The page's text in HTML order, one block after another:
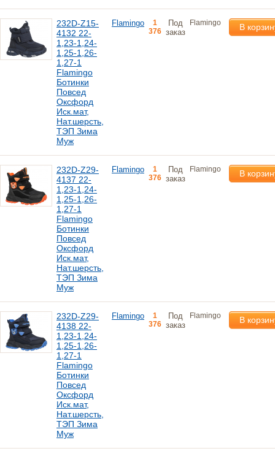
232D-Z15-
4132 22-
1,23-1,24-
1,25-1,26-
1,27-1
Flamingo
Ботинки
Повсед
Оксфорд
Иск.мат,
Нат.шерсть,
ТЭП Зима
Муж
Flamingo
1
376
Под
заказ
Flamingo В
232D-Z29-
4137 22-
1,23-1,24-
1,25-1,26-
1,27-1
Flamingo
Ботинки
Повсед
Оксфорд
Иск.мат,
Нат.шерсть,
ТЭП Зима
Муж
Flamingo
1
376
Под
заказ
Flamingo В
232D-Z29-
4138 22-
1,23-1,24-
1,25-1,26-
1,27-1
Flamingo
Ботинки
Повсед
Оксфорд
Иск.мат,
Нат.шерсть,
ТЭП Зима
Муж
Flamingo
1
376
Под
заказ
Flamingo В